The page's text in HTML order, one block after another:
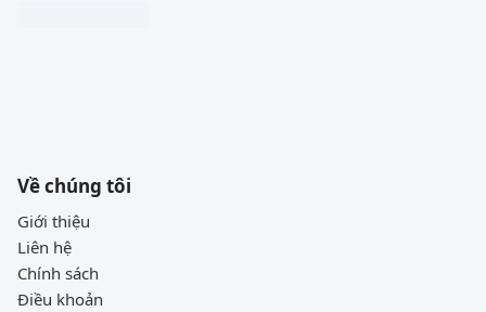
Về chúng tôi
Giới thiệu
Liên hệ
Chính sách
Điều khoản